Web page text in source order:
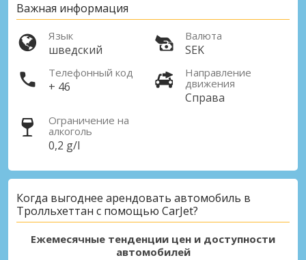
Важная информация
Язык
шведский
Валюта
SEK
Телефонный код
+ 46
Направление
движения
Справа
Ограничение на
алкоголь
0,2 g/l
Когда выгоднее арендовать автомобиль в
Тролльхеттан с помощью CarJet?
Ежемесячные тенденции цен и доступности
автомобилей